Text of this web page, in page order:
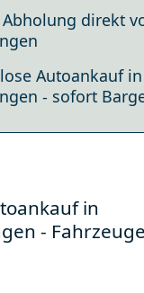
direkt
Autoankauf in
- sofort
in
-